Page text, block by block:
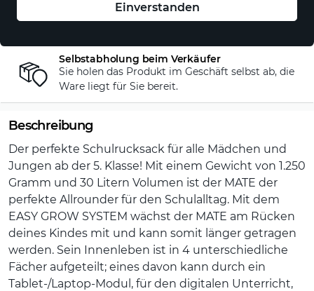
Einverstanden
Deutschlandweite Lieferung
Kostenlose Lieferung 2-3 Werktage
Selbstabholung beim Verkäufer
Sie holen das Produkt im Geschäft selbst ab, die
Ware liegt für Sie bereit.
Beschreibung
Der perfekte Schulrucksack für alle Mädchen und
Jungen ab der 5. Klasse! Mit einem Gewicht von 1.250
Gramm und 30 Litern Volumen ist der MATE der
perfekte Allrounder für den Schulalltag. Mit dem
EASY GROW SYSTEM wächst der MATE am Rücken
deines Kindes mit und kann somit länger getragen
werden. Sein Innenleben ist in 4 unterschiedliche
Fächer aufgeteilt; eines davon kann durch ein
Tablet-/Laptop-Modul, für den digitalen Unterricht,